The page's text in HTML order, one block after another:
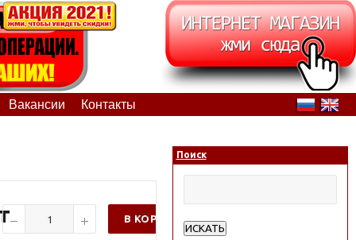
Вакансии Контакты
В КОРЗИНУ
Поиск
ИСКАТЬ